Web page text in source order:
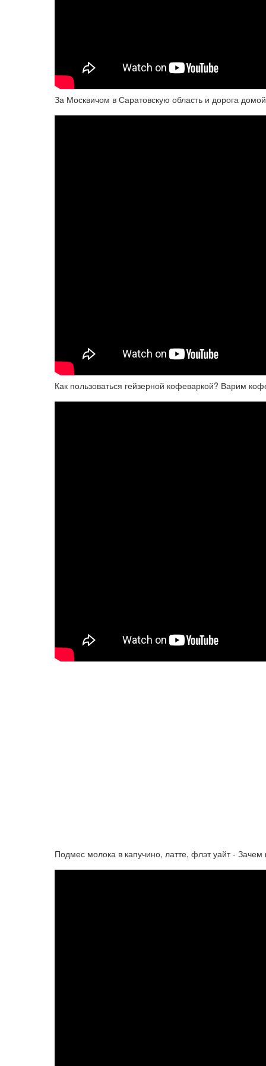
За Москвичом в Саратовскую область и дорога
Как пользоваться гейзерной кофеваркой? Варим
Подмес молока в капучино, латте, флэт уайт -